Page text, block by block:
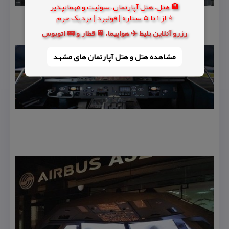
🏨 هتل، هتل آپارتمان، سوئیت و مهمانپذیر
⭐ از 1 تا 5 ستاره | فولبرد | نزدیک حرم
رزرو آنلاین بلیط ✈️ هواپیما، 🚆 قطار و 🚌 اتوبوس
مشاهده هتل و هتل‌ آپارتمان های مشهد